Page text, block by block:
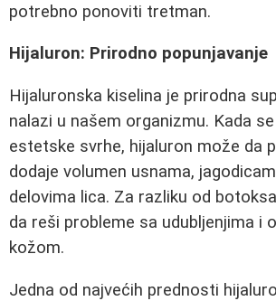
potrebno ponoviti tretman.
Hijaluron: Prirodno popunjavanje
Hijaluronska kiselina je prirodna
nalazi u našem organizmu. Kada
estetske svrhe, hijaluron može da
dodaje volumen usnama,
delovima lica. Za razliku od
da reši probleme sa udubljenjima i
kožom.
Jedna od najvećih prednosti